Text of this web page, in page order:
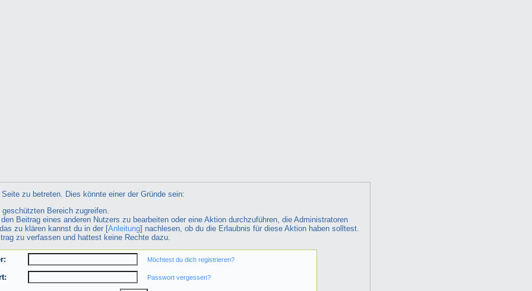
zu betreten. Dies könnte einer der Gründe sein:
Bereich zugreifen.
Beitrag eines anderen Nutzers zu bearbeiten oder eine Aktion durchzuführen, die Administratoren
zu klären kannst du in der [Anleitung] nachlesen, ob du die Erlaubnis für diese Aktion haben solltest.
zu verfassen und hattest keine Rechte dazu.
Möchtest du dich registrieren?
Passwort vergessen?